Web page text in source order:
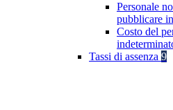
Personale
pubblicare
Costo del
Tassi di assenza 9